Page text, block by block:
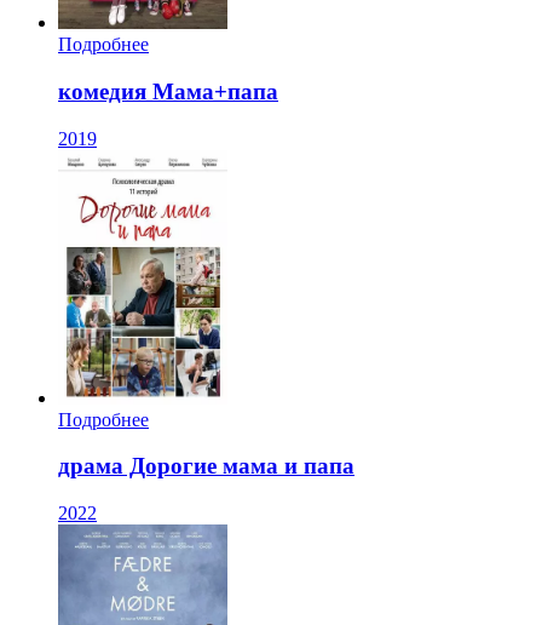
Подробнее
комедия Мама+папа
2019
Подробнее
драма Дорогие мама и папа
2022